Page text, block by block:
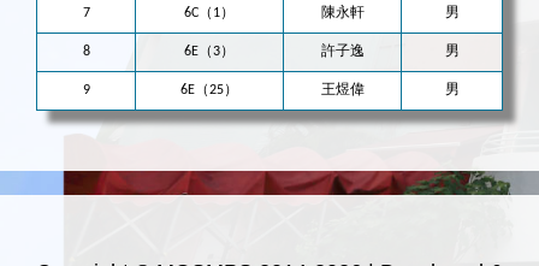
7 6C（1） 陳永軒 男
8 6E（3） 許子逸 男
9 6E（25） 王煜偉 男